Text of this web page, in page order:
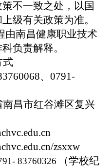
不一致之处，以国
级有关政策为准。
由南昌健康职业技术
科负责解释。
式
、0791-
南昌市红谷滩区复兴
zsxxw
83760326 （学校纪